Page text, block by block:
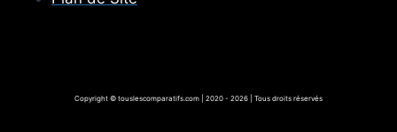
Copyright © touslescomparatifs.com | 2020 - 2026 | Tous droits réservés